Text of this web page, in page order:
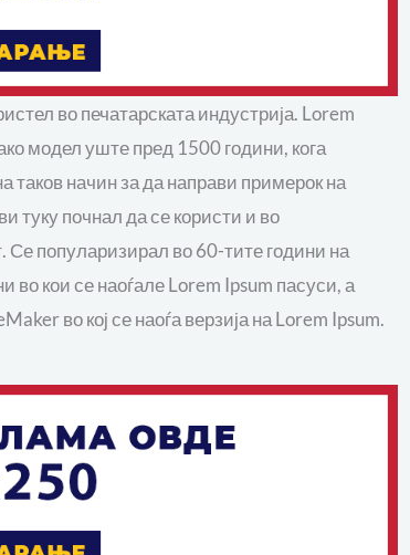
во печатарската индустрија. Lorem
модел уште пред 1500 години, кога
таков начин за да направи примерок на
туку почнал да се користи и во
Се популаризирал во 60-тите години на
во кои се наоѓале Lorem Ipsum пасуси, а
во кој се наоѓа верзија на Lorem Ipsum.